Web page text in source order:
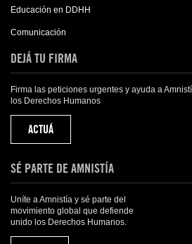
Educación en DDHH
Comunicación
DEJÁ TU FIRMA
Firma las peticiones urgentes y ayuda a
los Derechos Humanos
ACTUÁ
SÉ PARTE DE AMNISTÍA
Uníte a Amnistía y sé parte del
movimiento global que defiende
unido los Derechos Humanos.